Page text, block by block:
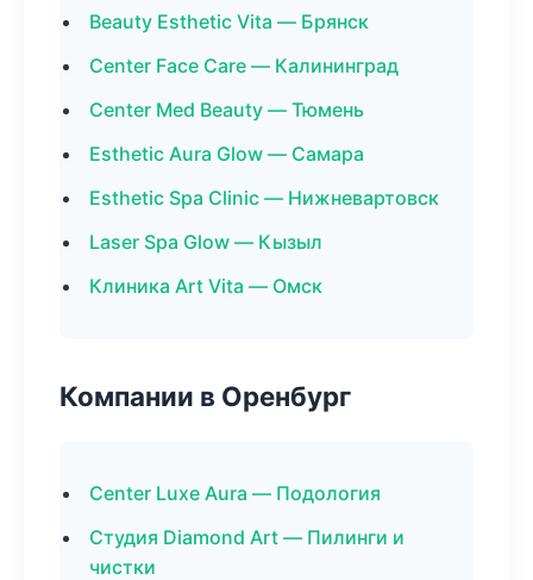
Beauty Esthetic Vita — Брянск
Center Face Care — Калининград
Center Med Beauty — Тюмень
Esthetic Aura Glow — Самара
Esthetic Spa Clinic — Нижневартовск
Laser Spa Glow — Кызыл
Клиника Art Vita — Омск
Компании в Оренбург
Center Luxe Aura — Подология
Студия Diamond Art — Пилинги и
чистки